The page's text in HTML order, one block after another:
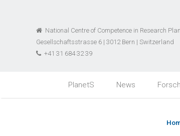
National Centre of Competence in Research
Gesellschaftsstrasse 6 | 3012 Bern | Switzerland
+41 31 684 32 39
PlanetS News